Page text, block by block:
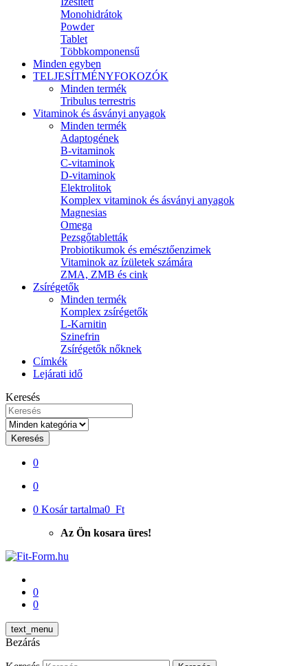
Monohidrátok
Powder
Tablet
Többkomponensű
Minden egyben
TELJESÍTMÉNYFOKOZÓK
Minden termék
Tribulus terrestris
Vitaminok és ásványi anyagok
Minden termék
Adaptogének
B-vitaminok
C-vitaminok
D-vitaminok
Elektrolitok
Komplex vitaminok és ásványi anyagok
Magnesias
Omega
Pezsgőtabletták
Probiotikumok és emésztőenzimek
Vitaminok az ízületek számára
ZMA, ZMB és cink
Zsírégetők
Minden termék
Komplex zsírégetők
L-Karnitin
Szinefrin
Zsírégetők nőknek
Címkék
Lejárati idő
Keresés
Keresés
0
0
0 Kosár tartalma0 Ft
Az Ön kosara üres!
0
0
text_menu
Bezárás